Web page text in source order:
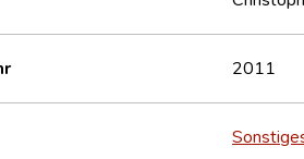
2011